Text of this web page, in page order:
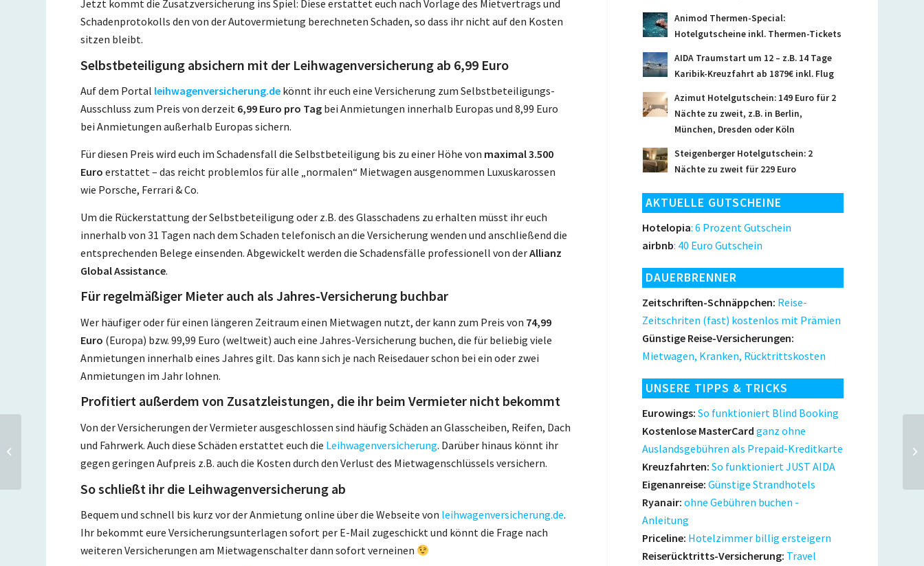
Jetzt kommt die Zusatzversicherung ins Spiel: Diese erstattet euch nach Vorlage des Mietvertrags und
Schadenprotokolls den von der Autovermietung berechneten Schaden, so dass ihr nicht auf den Kosten
sitzen bleibt.
Selbstbeteiligung absichern mit der Leihwagenversicherung ab 6,99 Euro
Auf dem Portal leihwagenversicherung.de könnt ihr euch eine Versicherung zum Selbstbeteiligungs-
Ausschluss zum Preis von derzeit 6,99 Euro pro Tag bei Anmietungen innerhalb Europas und 8,99 Euro
bei Anmietungen außerhalb Europas sichern.
Für diesen Preis wird euch im Schadensfall die Selbstbeteiligung bis zu einer Höhe von maximal 3.500
Euro erstattet – das reicht problemlos für alle „normalen“ Mietwagen ausgenommen Luxuskarossen
wie Porsche, Ferrari & Co.
Um die Rückerstattung der Selbstbeteiligung oder z.B. des Glasschadens zu erhalten müsst ihr euch
innerhalb von 31 Tagen nach dem Schaden telefonisch an die Versicherung wenden und anschließend die
entsprechenden Belege einsenden. Abgewickelt werden die Schadensfälle professionell von derAllianz
Global Assistance.
Für regelmäßiger Mieter auch als Jahres-Versicherung buchbar
Wer häufiger oder für einen längeren Zeitraum einen Mietwagen nutzt, der kann zum Preis von 74,99
Euro (Europa) bzw. 99,99 Euro (weltweit) auch eine Jahres-Versicherung buchen, die für beliebig viele
Anmietungen innerhalb eines Jahres gilt. Das kann sich je nach Reisedauer schon bei ein oder zwei
Anmietungen im Jahr lohnen.
Profitiert außerdem von Zusatzleistungen, die ihr beim Vermieter nicht bekommt
Von der Versicherungen der Vermieter ausgeschlossen sind häufig Schäden an Glasscheiben, Reifen, Dach
und Fahrwerk. Auch diese Schäden erstattet euch die Leihwagenversicherung. Darüber hinaus könnt ihr
gegen geringen Aufpreis z.B. auch die Kosten durch den Verlust des Mietwagenschlüssels versichern.
So schließt ihr die Leihwagenversicherung ab
Bequem und schnell bis kurz vor der Anmietung online über die Webseite von leihwagenversicherung.de.
Ihr bekommt eure Versicherungsunterlagen sofort per E-Mail zugeschickt und könnt die Frage nach
weiteren Versicherungen am Mietwagenschalter dann sofort verneinen
Animod Thermen-Special:
Hotelgutscheine inkl. Thermen-Tickets
AIDA Traumstart um 12 – z.B. 14 Tage
Karibik-Kreuzfahrt ab 1879€ inkl. Flug
Azimut Hotelgutschein: 149 Euro für 2
Nächte zu zweit, z.B. in Berlin,
München, Dresden oder Köln
Steigenberger Hotelgutschein: 2
Nächte zu zweit für 229 Euro
AKTUELLE GUTSCHEINE
Hotelopia: 6 Prozent Gutschein
airbnb: 40 Euro Gutschein
DAUERBRENNER
Zeitschriften-Schnäppchen: Reise-
Zeitschriten (fast) kostenlos mit Prämien
Günstige Reise-Versicherungen:
Mietwagen, Kranken, Rücktrittskosten
UNSERE TIPPS & TRICKS
Eurowings: So funktioniert Blind Booking
Kostenlose MasterCard ganz ohne
Auslandsgebühren als Prepaid-Kreditkarte
Kreuzfahrten: So funktioniert JUST AIDA
Eigenanreise: Günstige Strandhotels
Ryanair: ohne Gebühren buchen -
Anleitung
Priceline: Hotelzimmer billig ersteigern
Reiserücktritts-Versicherung: Travel
Rabatt auf Flug + Hotel
und Pauschalreisen